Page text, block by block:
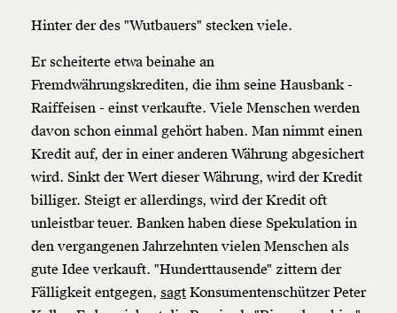
Veränderung
beginnt mit Dir!
WerdeFördermitgliedund wir können gemeinsam
unsere Wirtschaft so gestalten, dass sie für alle
funktioniert. Unsere Recherchen sind für alle frei im
Netz. Unabhängig und werbefrei. Und das wird auch
so bleiben. Kämpf’ mit uns für den Fortschritt und
unterstütze uns mit Deinem Mitgliedsbeitrag.
Du überweist lieber direkt?
Hinter der des "Wutbauers" stecken viele.
Er scheiterte etwa beinahe an
Fremdwährungskrediten, die ihm seine Hausbank -
Raiffeisen - einst verkaufte. Viele Menschen werden
davon schon einmal gehört haben. Man nimmt einen
Kredit auf, der in einer anderen Währung abgesichert
wird. Sinkt der Wert dieser Währung, wird der Kredit
billiger. Steigt er allerdings, wird der Kredit oft
unleistbar teuer. Banken haben diese Spekulation in
den vergangenen Jahrzehnten vielen Menschen als
gute Idee verkauft. "Hunderttausende" zittern der
Fälligkeit entgegen, sagt Konsumentenschützer Peter